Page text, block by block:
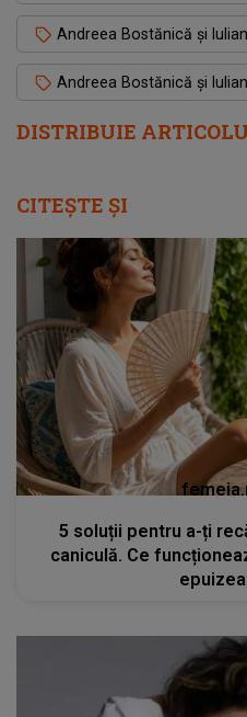
DISTRIBUIE
Andreea Bostănică și
Andreea Bostănică și
CITEȘTE ȘI
5 soluții pentru a-ți
caniculă. Ce